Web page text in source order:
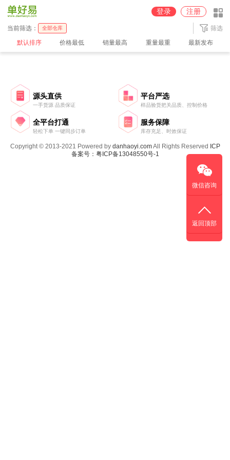
登录 注册
当前筛选： 全部仓库 筛选
默认排序 价格最低 销量最高 重量最重 最新发布
圆通深圳【100%派送】仓 中通广州2【100%派送】仓
源头直供
一手货源 品质保证
平台严选
样品验货把关品质、控制价格
全平台打通
轻松下单 一键同步订单
服务保障
库存充足、时效保证
Copyright © 2013-2021 Powered by danhaoyi.comAll Rights Reserved ICP
备案号：粤ICP备13048550号-1
微信咨询
返回顶部